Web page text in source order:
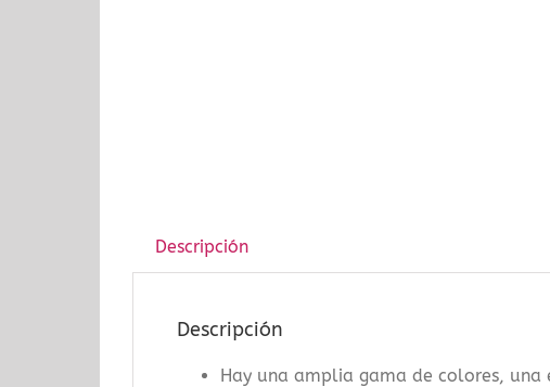
Descripción
Descripción
Hay una amplia gama de colores, una